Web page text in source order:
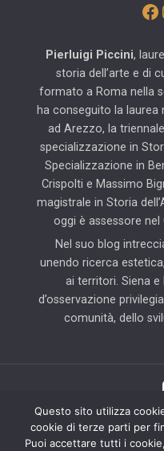
Pierluigi Piccini,
storia dell’arte e di
formato a Roma nella
ha conseguito la laurea
ad Arezzo, la
specializzazione in
Specializzazione in
Crispolti e Massimo
magistrale in Storia
oggi è assessore
Nel suo blog
unendo ricerca
ai territori. Siena e
d’osservazione
comunità, dello
© 2025 Il Blog di Pierluigi
Questo sito utilizza
cookie di terze parti per
Puoi accettare tutti i